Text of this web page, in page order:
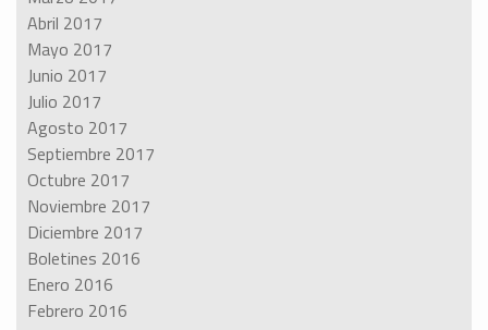
Abril 2017
Mayo 2017
Junio 2017
Julio 2017
Agosto 2017
Septiembre 2017
Octubre 2017
Noviembre 2017
Diciembre 2017
Boletines 2016
Enero 2016
Febrero 2016